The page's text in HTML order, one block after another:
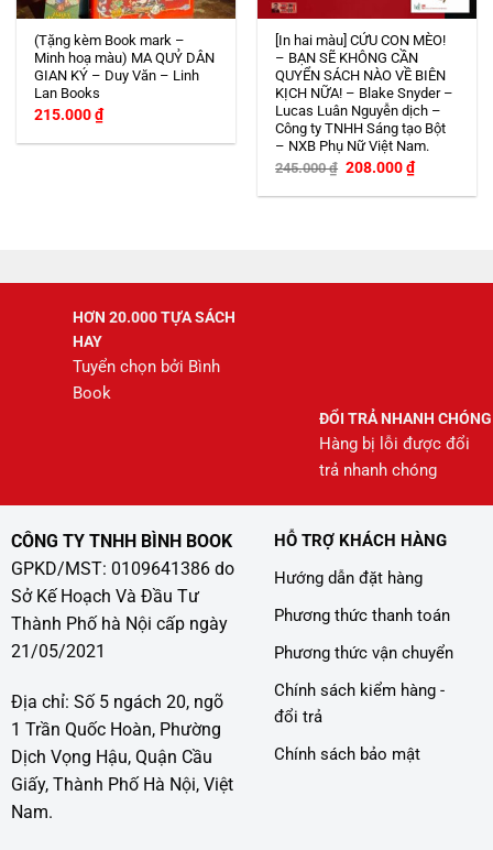
(Tặng kèm Book mark –
Minh hoạ màu) MA QUỶ DÂN
GIAN KÝ – Duy Văn – Linh
Lan Books
215.000₫
[In hai màu] CỨU CON MÈO!
– BẠN SẼ KHÔNG CẦN
QUYỂN SÁCH NÀO VỀ BIÊN
KỊCH NỮA! – Blake Snyder –
Lucas Luân Nguyễn dịch –
Công ty TNHH Sáng tạo Bột
– NXB Phụ Nữ Việt Nam.
245.000₫ Giá
là:
208.000₫Giá
hiện
tại
HƠN 20.000 TỰA SÁCH
HAY
Tuyển chọn bởi Bình
Book
ĐỔI TRẢ NHANH CHÓNG
Hàng bị lỗi được đổi
trả nhanh chóng
CÔNG TY TNHH BÌNH BOOK
GPKD/MST: 0109641386 do
Sở Kế Hoạch Và Đầu Tư
Thành Phố hà Nội cấp ngày
21/05/2021
Địa chỉ: Số 5 ngách 20, ngõ
1 Trần Quốc Hoàn, Phường
Dịch Vọng Hậu, Quận Cầu
Giấy, Thành Phố Hà Nội, Việt
Nam.
HỖ TRỢ KHÁCH HÀNG
Hướng dẫn đặt hàng
Phương thức thanh toán
Phương thức vận chuyển
Chính sách kiểm hàng -
đổi trả
Chính sách bảo mật